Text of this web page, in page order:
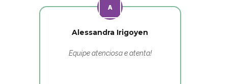
Alessandra Irigoyen
Equipe atenciosa e atenta!